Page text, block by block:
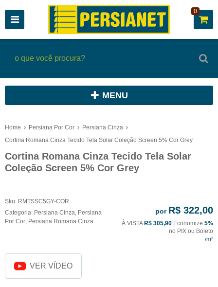
0
MENU
Home Persiana Por Cor
Persiana Cinza
Cortina Romana Cinza Tecido Tela Solar Coleção Screen 5% Cor Grey
Cortina Romana Cinza Tecido Tela Solar
Coleção Screen 5% Cor Grey
Sku: RMTSSC5GY-COR
Categoria: Persiana Cinza, Persiana
Por Cor, Persiana Romana Cinza
por R$ 322,00
À VISTA R$ 305,90 Economize 5%
no PIX ou Boleto
VER VÍDEO